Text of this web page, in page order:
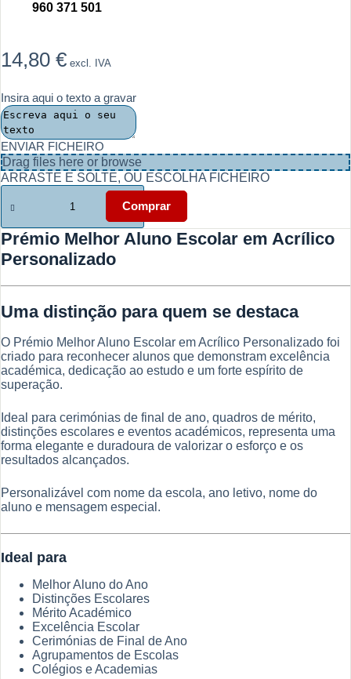
960 371 501
14,80 € excl. IVA
Insira aqui o texto a gravar
ENVIAR FICHEIRO
Drag files here or browse
ARRASTE E SOLTE, OU ESCOLHA FICHEIRO
Quantidade
de
Melhor
Aluno
Escolar
Acrílico
Comprar
Prémio Melhor Aluno Escolar em Acrílico
Personalizado
Uma distinção para quem se destaca
O Prémio Melhor Aluno Escolar em Acrílico Personalizado foi
criado para reconhecer alunos que demonstram excelência
académica, dedicação ao estudo e um forte espírito de
superação.
Ideal para cerimónias de final de ano, quadros de mérito,
distinções escolares e eventos académicos, representa uma
forma elegante e duradoura de valorizar o esforço e os
resultados alcançados.
Personalizável com nome da escola, ano letivo, nome do
aluno e mensagem especial.
Ideal para
Melhor Aluno do Ano
Distinções Escolares
Mérito Académico
Excelência Escolar
Cerimónias de Final de Ano
Agrupamentos de Escolas
Colégios e Academias